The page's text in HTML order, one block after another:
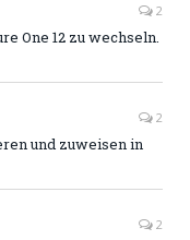
2
One 12 zu wechseln.
2
und zuweisen in
2